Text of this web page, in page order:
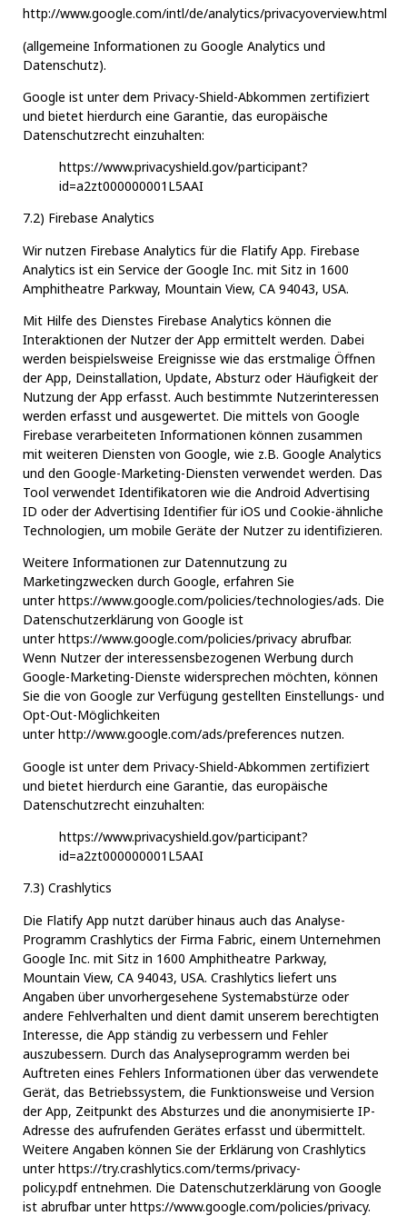
http://www.google.com/intl/de/analytics/privacyoverview.html
(allgemeine Informationen zu Google Analytics und
Datenschutz).
Google ist unter dem Privacy-Shield-Abkommen zertifiziert
und bietet hierdurch eine Garantie, das europäische
Datenschutzrecht einzuhalten:
https://www.privacyshield.gov/participant?
id=a2zt000000001L5AAI
7.2) Firebase Analytics
Wir nutzen Firebase Analytics für die Flatify App. Firebase
Analytics ist ein Service der Google Inc. mit Sitz in 1600
Amphitheatre Parkway, Mountain View, CA 94043, USA.
Mit Hilfe des Dienstes Firebase Analytics können die
Interaktionen der Nutzer der App ermittelt werden. Dabei
werden beispielsweise Ereignisse wie das erstmalige Öffnen
der App, Deinstallation, Update, Absturz oder Häufigkeit der
Nutzung der App erfasst. Auch bestimmte Nutzerinteressen
werden erfasst und ausgewertet. Die mittels von Google
Firebase verarbeiteten Informationen können zusammen
mit weiteren Diensten von Google, wie z.B. Google Analytics
und den Google-Marketing-Diensten verwendet werden. Das
Tool verwendet Identifikatoren wie die Android Advertising
ID oder der Advertising Identifier für iOS und Cookie-ähnliche
Technologien, um mobile Geräte der Nutzer zu identifizieren.
Weitere Informationen zur Datennutzung zu
Marketingzwecken durch Google, erfahren Sie
unterhttps://www.google.com/policies/technologies/ads. Die
Datenschutzerklärung von Google ist
unterhttps://www.google.com/policies/privacy abrufbar.
Wenn Nutzer der interessensbezogenen Werbung durch
Google-Marketing-Dienste widersprechen möchten, können
Sie die von Google zur Verfügung gestellten Einstellungs- und
Opt-Out-Möglichkeiten
unterhttp://www.google.com/ads/preferences nutzen.
Google ist unter dem Privacy-Shield-Abkommen zertifiziert
und bietet hierdurch eine Garantie, das europäische
Datenschutzrecht einzuhalten:
https://www.privacyshield.gov/participant?
id=a2zt000000001L5AAI
7.3) Crashlytics
Die Flatify App nutzt darüber hinaus auch das Analyse-
Programm Crashlytics der Firma Fabric, einem Unternehmen
Google Inc. mit Sitz in 1600 Amphitheatre Parkway,
Mountain View, CA 94043, USA. Crashlytics liefert uns
Angaben über unvorhergesehene Systemabstürze oder
andere Fehlverhalten und dient damit unserem berechtigten
Interesse, die App ständig zu verbessern und Fehler
auszubessern. Durch das Analyseprogramm werden bei
Auftreten eines Fehlers Informationen über das verwendete
Gerät, das Betriebssystem, die Funktionsweise und Version
der App, Zeitpunkt des Absturzes und die anonymisierte IP-
Adresse des aufrufenden Gerätes erfasst und übermittelt.
Weitere Angaben können Sie der Erklärung von Crashlytics
unterhttps://try.crashlytics.com/terms/privacy-
policy.pdfentnehmen. Die Datenschutzerklärung von Google
ist abrufbar unterhttps://www.google.com/policies/privacy.